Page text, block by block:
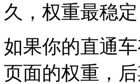
久，权重最稳
如果你的直通
页面的权重，